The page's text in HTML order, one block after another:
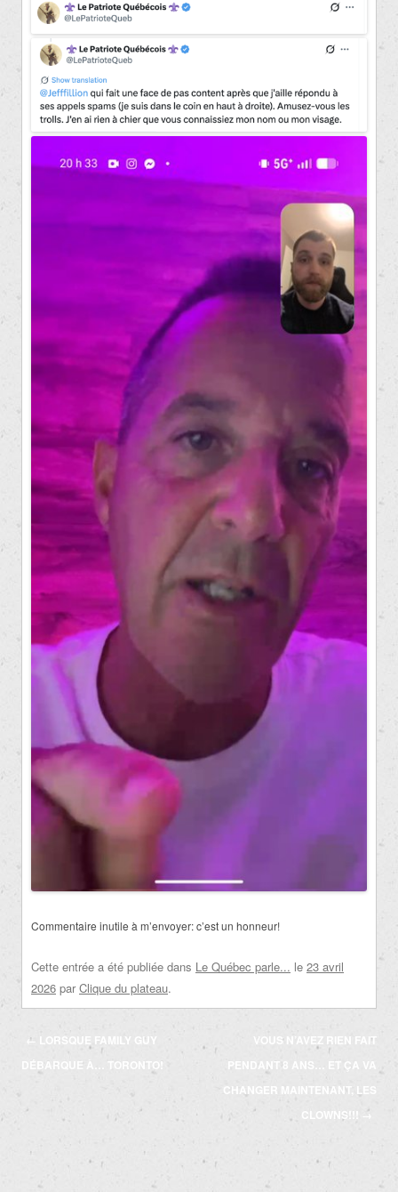
Commentaire inutile à m’envoyer: c’est un honneur!
Cette entrée a été publiée dans Le Québec parle... le 23 avril
2026 par Clique du plateau.
Navigation
des
←
LORSQUE FAMILY GUY
DÉBARQUE À… TORONTO!
VOUS N’AVEZ RIEN FAIT
PENDANT 8 ANS… ET ÇA VA
CHANGER MAINTENANT, LES
CLOWNS!!!
→